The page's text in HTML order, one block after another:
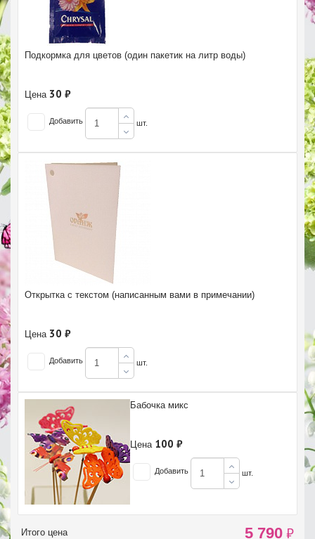
Подкормка для цветов (один пакетик на литр воды)
Цена 30 ₽
Добавить шт.
Открытка с текстом (написанным вами в примечании)
Цена 30 ₽
Добавить шт.
Бабочка микс
Цена 100 ₽
Добавить шт.
Итого цена 5 790 ₽